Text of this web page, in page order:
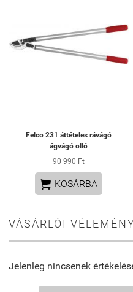
Felco 231 áttételes rávágó
ágvágó olló
90 990 Ft
 KOSÁRBA
VÁSÁRLÓI
Jelenleg nincsenek